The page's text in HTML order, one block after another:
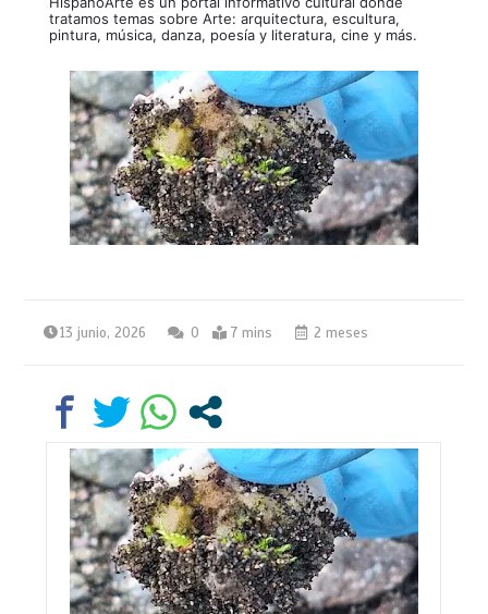
tratamos temas sobre Arte: arquitectura, escultura,
pintura, música, danza, poesía y literatura, cine y más.
13 junio, 2026 0 7 mins 2 meses